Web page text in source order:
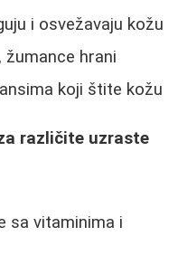
i osvežavaju kožu
žumance hrani
koji štite kožu
različite uzraste
sa vitaminima i